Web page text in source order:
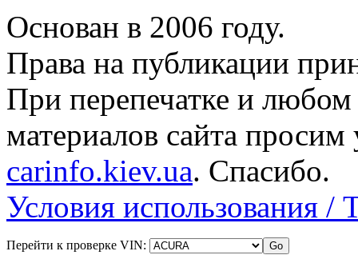
Основан в 2006 году.
Права на публикации
При перепечатке и
материалов сайта просим
carinfo.kiev.ua. Спасибо.
Условия использования /
Перейти к проверке VIN: